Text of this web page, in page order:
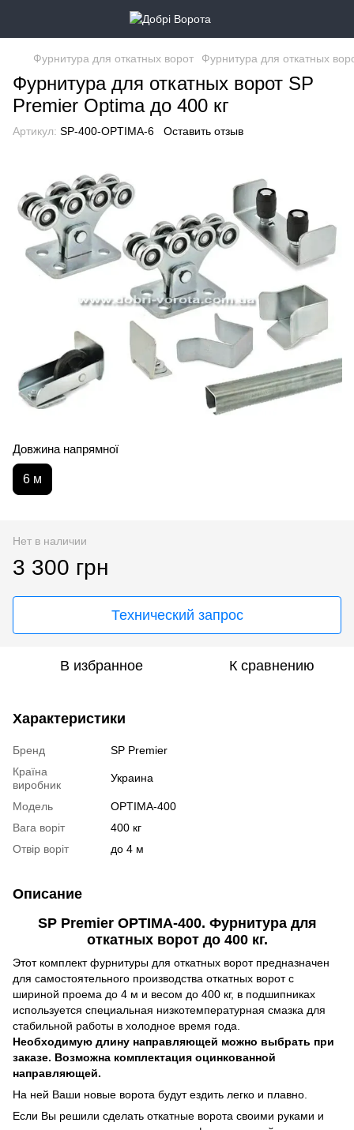
Фурнитура для откатных ворот Фурнитура для откатных
Фурнитура для откатных ворот SP
Premier Optima до 400 кг
Артикул: SP-400-OPTIMA-6 Оставить отзыв
Довжина напрямної
6 м
Нет в наличии
3 300 грн
Технический запрос
В избранное К сравнению
Характеристики
Бренд
SP Premier
Країна
виробник
Украина
Модель
OPTIMA-400
Вага воріт
400 кг
Отвір воріт
до 4 м
Описание
SP Premier OPTIMA-400. Фурнитура для
откатных ворот до 400 кг.
Этот комплект фурнитуры для откатных ворот предназначен
для самостоятельного производства откатных ворот с
шириной проема до 4 м и весом до 400 кг, в подшипниках
используется специальная низкотемпературная смазка для
стабильной работы в холодное время года.
Необходимую длину направляющей можно выбрать при
заказе. Возможна комплектация оцинкованной
направляющей.
На ней Ваши новые ворота будут ездить легко и плавно.
Если Вы решили сделать откатные ворота своими руками и